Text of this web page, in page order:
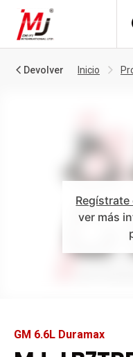
Devolver Inicio
ver más
GM 6.6L Duramax